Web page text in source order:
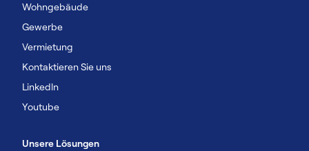
Wohngebäude
Gewerbe
Vermietung
Kontaktieren Sie uns
Linkedln
Youtube
Unsere Lösungen